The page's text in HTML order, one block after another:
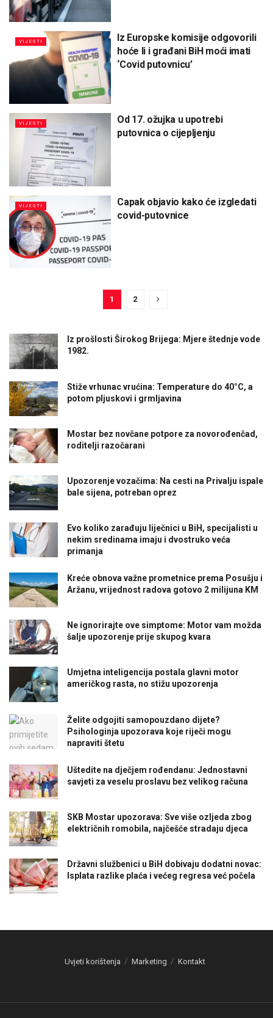
VIJESTI
Iz Europske komisije odgovorili
hoće li i građani BiH moći imati
‘Covid putovnicu’
VIJESTI
Od 17. ožujka u upotrebi
putovnica o cijepljenju
VIJESTI
Capak objavio kako će izgledati
covid-putovnice
1 2
Iz prošlosti Širokog Brijega: Mjere štednje vode
1982.
Stiže vrhunac vrućina: Temperature do 40°C, a
potom pljuskovi i grmljavina
Mostar bez novčane potpore za novorođenčad,
roditelji razočarani
Upozorenje vozačima: Na cesti na Privalju ispale
bale sijena, potreban oprez
Evo koliko zarađuju liječnici u BiH, specijalisti u
nekim sredinama imaju i dvostruko veća
primanja
Kreće obnova važne prometnice prema Posušju i
Aržanu, vrijednost radova gotovo 2 milijuna KM
Ne ignorirajte ove simptome: Motor vam možda
šalje upozorenje prije skupog kvara
Umjetna inteligencija postala glavni motor
američkog rasta, no stižu upozorenja
Želite odgojiti samopouzdano dijete?
Psihologinja upozorava koje riječi mogu
napraviti štetu
Uštedite na dječjem rođendanu: Jednostavni
savjeti za veselu proslavu bez velikog računa
SKB Mostar upozorava: Sve više ozljeda zbog
električnih romobila, najčešće stradaju djeca
Državni službenici u BiH dobivaju dodatni novac:
Isplata razlike plaća i većeg regresa već počela
Uvjeti korištenja Marketing Kontakt